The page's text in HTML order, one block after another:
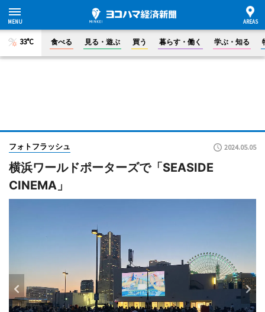
33°C 食べる 見る・遊ぶ 買う 暮らす・働く 学ぶ・知る
フォトフラッシュ 2024.05.05
横浜ワールドポーターズで「SEASIDE
CINEMA」